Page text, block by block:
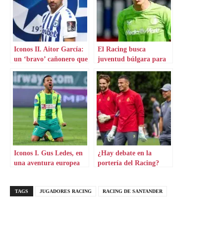
Iconos II. Aitor García:
un ‘bravo’ cañonero que
El Racing busca
juventud búlgara para
Iconos I. Gus Ledes, en
una aventura europea
¿Hay debate en la
portería del Racing?
TAGS JUGADORES RACING RACING DE SANTANDER